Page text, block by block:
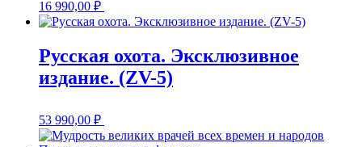
16 990,00 ₽
Русская охота. Эксклюзивное
издание. (ZV-5)
53 990,00 ₽